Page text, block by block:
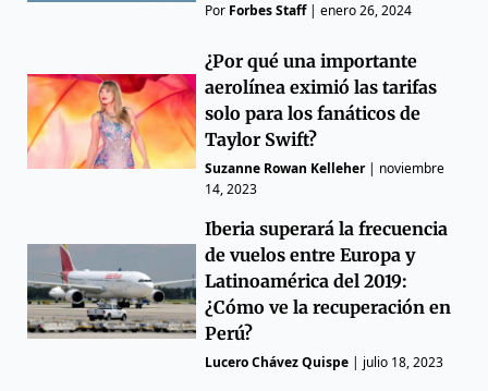
Por Forbes Staff|enero 26, 2024
¿Por qué una importante
aerolínea eximió las tarifas
solo para los fanáticos de
Taylor Swift?
Suzanne Rowan Kelleher| noviembre
14, 2023
Iberia superará la frecuencia
de vuelos entre Europa y
Latinoamérica del 2019:
¿Cómo ve la recuperación en
Perú?
Lucero Chávez Quispe | julio 18, 2023